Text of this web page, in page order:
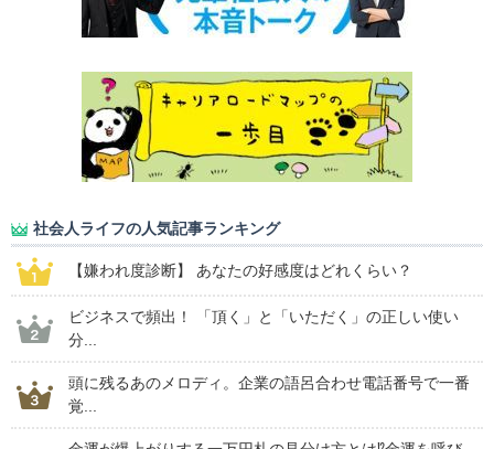
社会人ライフの人気記事ランキング
【嫌われ度診断】 あなたの好感度はどれくらい？
ビジネスで頻出！ 「頂く」と「いただく」の正しい使い
分...
頭に残るあのメロディ。企業の語呂合わせ電話番号で一番
覚...